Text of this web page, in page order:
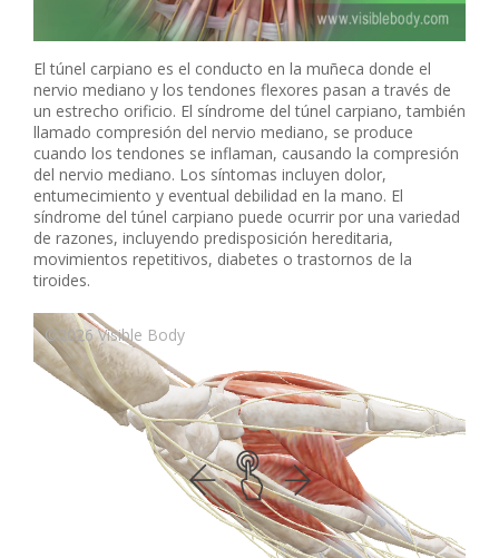
El túnel carpiano es el conducto en la muñeca donde el
nervio mediano y los tendones flexores pasan a través de
un estrecho orificio. El síndrome del túnel carpiano, también
llamado compresión del nervio mediano, se produce
cuando los tendones se inflaman, causando la compresión
del nervio mediano. Los síntomas incluyen dolor,
entumecimiento y eventual debilidad en la mano. El
síndrome del túnel carpiano puede ocurrir por una variedad
de razones, incluyendo predisposición hereditaria,
movimientos repetitivos, diabetes o trastornos de la
tiroides.